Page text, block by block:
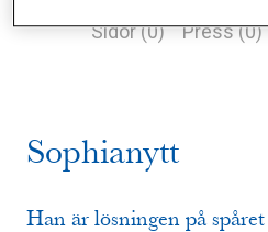
Sidor (0) Press (0)
Sophianytt
Han är lösningen på spåret